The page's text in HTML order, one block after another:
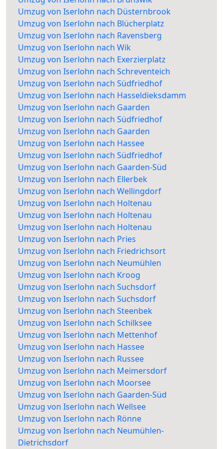
Umzug von Iserlohn nach Düsternbrook
Umzug von Iserlohn nach Blücherplatz
Umzug von Iserlohn nach Ravensberg
Umzug von Iserlohn nach Wik
Umzug von Iserlohn nach Exerzierplatz
Umzug von Iserlohn nach Schreventeich
Umzug von Iserlohn nach Südfriedhof
Umzug von Iserlohn nach Hasseldieksdamm
Umzug von Iserlohn nach Gaarden
Umzug von Iserlohn nach Südfriedhof
Umzug von Iserlohn nach Gaarden
Umzug von Iserlohn nach Hassee
Umzug von Iserlohn nach Südfriedhof
Umzug von Iserlohn nach Gaarden-Süd
Umzug von Iserlohn nach Ellerbek
Umzug von Iserlohn nach Wellingdorf
Umzug von Iserlohn nach Holtenau
Umzug von Iserlohn nach Holtenau
Umzug von Iserlohn nach Holtenau
Umzug von Iserlohn nach Pries
Umzug von Iserlohn nach Friedrichsort
Umzug von Iserlohn nach Neumühlen
Umzug von Iserlohn nach Kroog
Umzug von Iserlohn nach Suchsdorf
Umzug von Iserlohn nach Suchsdorf
Umzug von Iserlohn nach Steenbek
Umzug von Iserlohn nach Schilksee
Umzug von Iserlohn nach Mettenhof
Umzug von Iserlohn nach Hassee
Umzug von Iserlohn nach Russee
Umzug von Iserlohn nach Meimersdorf
Umzug von Iserlohn nach Moorsee
Umzug von Iserlohn nach Gaarden-Süd
Umzug von Iserlohn nach Wellsee
Umzug von Iserlohn nach Rönne
Umzug von Iserlohn nach Neumühlen-
Dietrichsdorf